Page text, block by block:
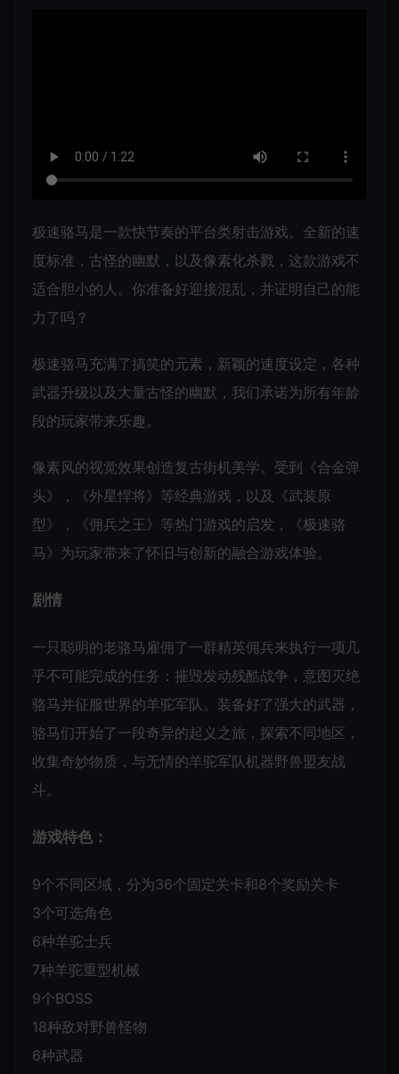
极速骆马是一款快节奏的平台类射击游戏。全新的速
度标准，古怪的幽默，以及像素化杀戮，这款游戏不
适合胆小的人。你准备好迎接混乱，并证明自己的能
力了吗？
极速骆马充满了搞笑的元素，新颖的速度设定，各种
武器升级以及大量古怪的幽默，我们承诺为所有年龄
段的玩家带来乐趣。
像素风的视觉效果创造复古街机美学。受到《合金弹
头》，《外星悍将》等经典游戏，以及《武装原
型》，《佣兵之王》等热门游戏的启发，《极速骆
马》为玩家带来了怀旧与创新的融合游戏体验。
剧情
一只聪明的老骆马雇佣了一群精英佣兵来执行一项几
乎不可能完成的任务：摧毁发动残酷战争，意图灭绝
骆马并征服世界的羊驼军队。装备好了强大的武器，
骆马们开始了一段奇异的起义之旅，探索不同地区，
收集奇妙物质，与无情的羊驼军队机器野兽盟友战
斗。
游戏特色：
9个不同区域，分为36个固定关卡和8个奖励关卡
3个可选角色
6种羊驼士兵
7种羊驼重型机械
9个BOSS
18种敌对野兽怪物
6种武器